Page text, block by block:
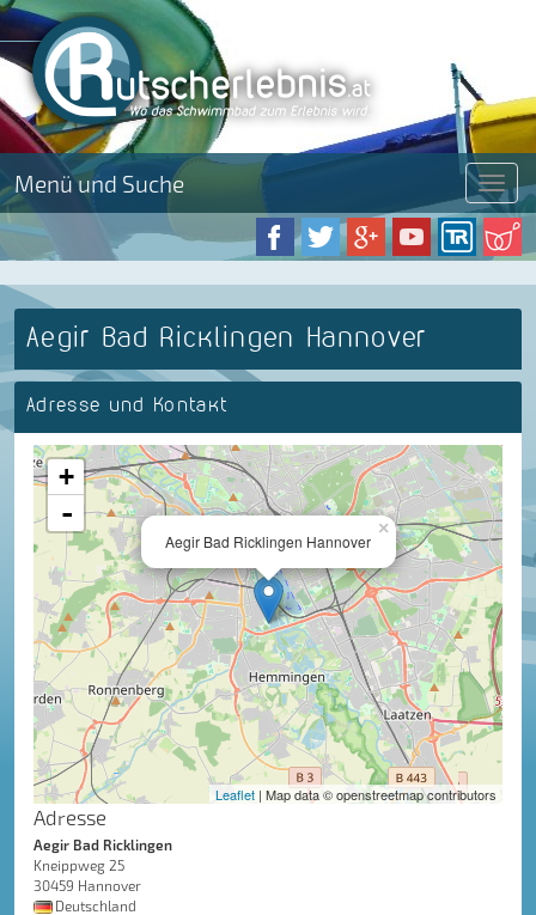
Menü und Suche Menü
Aegir Bad Ricklingen Hannover
Adresse und Kontakt
×
Aegir Bad Ricklingen Hannover
+
-
Leaflet | Map data © openstreetmap contributors
Adresse
Aegir Bad Ricklingen
Kneippweg 25
30459 Hannover
Deutschland